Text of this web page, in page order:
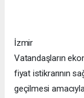
İzmir
Vatandaşların
fiyat istikrarının
geçilmesi